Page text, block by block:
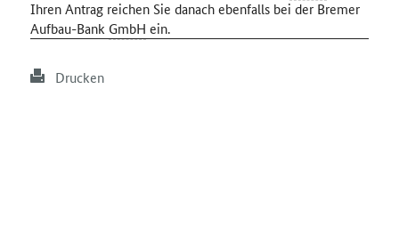
Ihren Antrag reichen Sie danach ebenfalls bei der Bremer
Aufbau-Bank GmbH ein.
Drucken